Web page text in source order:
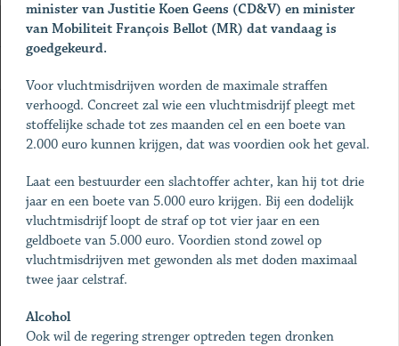
minister van Justitie Koen Geens (CD&V) en minister
van Mobiliteit François Bellot (MR) dat vandaag is
goedgekeurd.
Voor vluchtmisdrijven worden de maximale straffen
verhoogd. Concreet zal wie een vluchtmisdrijf pleegt met
stoffelijke schade tot zes maanden cel en een boete van
2.000 euro kunnen krijgen, dat was voordien ook het geval.
Laat een bestuurder een slachtoffer achter, kan hij tot drie
jaar en een boete van 5.000 euro krijgen. Bij een dodelijk
vluchtmisdrijf loopt de straf op tot vier jaar en een
geldboete van 5.000 euro. Voordien stond zowel op
vluchtmisdrijven met gewonden als met doden maximaal
twee jaar celstraf.
Alcohol
Ook wil de regering strenger optreden tegen dronken